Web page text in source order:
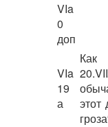
VIa
0
доп
VIa
19
а
Как
этот